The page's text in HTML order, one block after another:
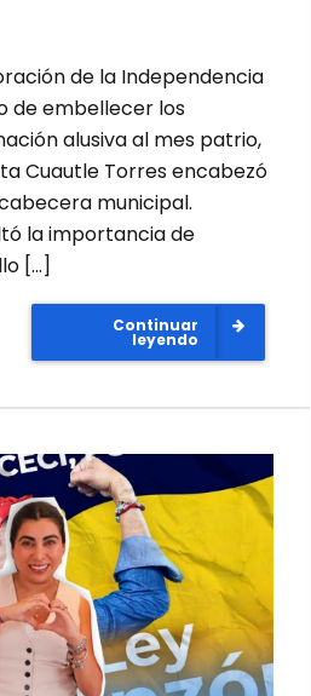
de la Independencia
de embellecer los
alusiva al mes patrio,
Cuautle Torres encabezó
municipal.
la importancia de
[…]
Continuar
leyendo